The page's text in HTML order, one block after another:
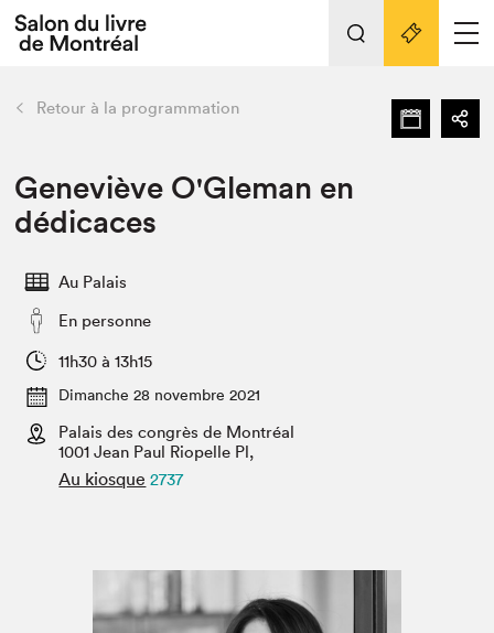
Espace exposant⋅e⋅s
Espace enseignant·e·s
L'événement
Préparer sa visite au Salon
SLM PRO
retour Nos activités
Préparer sa visite
Salon au Palais
Salon dans la ville et en ligne
Projets partenaires
Liens pratiques
Retour à la programmation
Geneviève O'Gleman en
dédicaces
Au Palais
En personne
11h30 à 13h15
Dimanche 28 novembre 2021
Palais des congrès de Montréal
1001 Jean Paul Riopelle Pl,
Au kiosque 2737